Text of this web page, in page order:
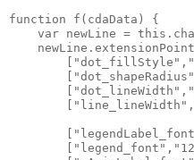
function f(cdaData) {
var newLine =